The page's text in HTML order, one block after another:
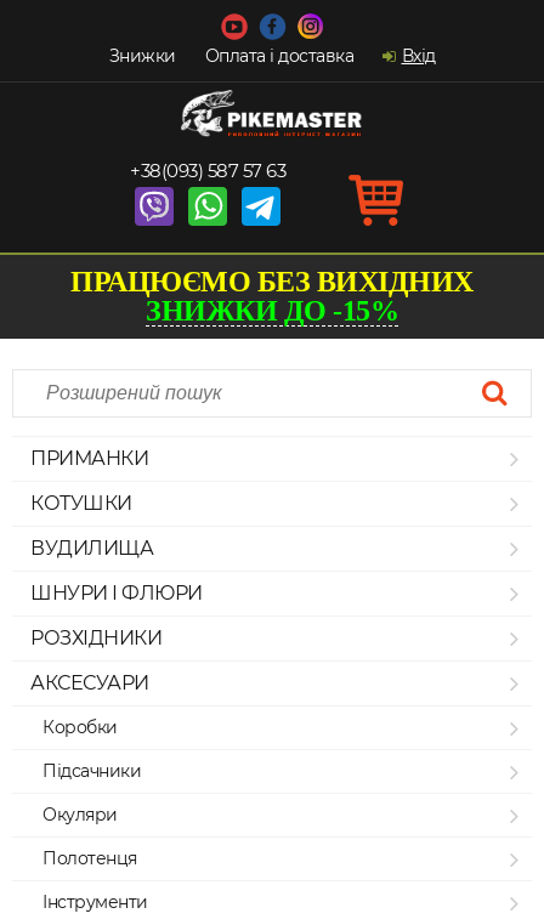
Знижки Оплата і доставка Вхід
+38(093) 587 57 63
ПРАЦЮЄМО БЕЗ ВИХІДНИХ
ЗНИЖКИ ДО -15%
ПРИМАНКИ
КОТУШКИ
ВУДИЛИЩА
ШНУРИ І ФЛЮРИ
РОЗХІДНИКИ
АКСЕСУАРИ
Коробки
Підсачники
Окуляри
Полотенця
Інструменти